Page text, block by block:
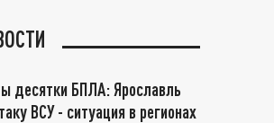
десятки БПЛА: Ярославль
ВСУ - ситуация в регионах